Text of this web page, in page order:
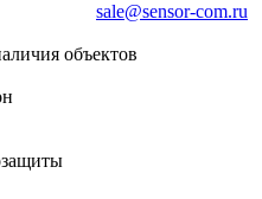
sale@sensor-com.ru
объектов